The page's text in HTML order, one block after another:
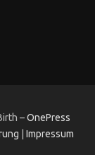
–OnePress
Impressum